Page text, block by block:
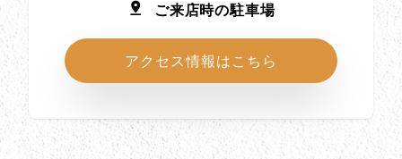
ご来店時の駐車場
アクセス情報はこちら
所在地